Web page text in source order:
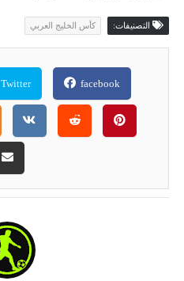
التصنيفات: كأس الخليج العربي
facebook
Twitter